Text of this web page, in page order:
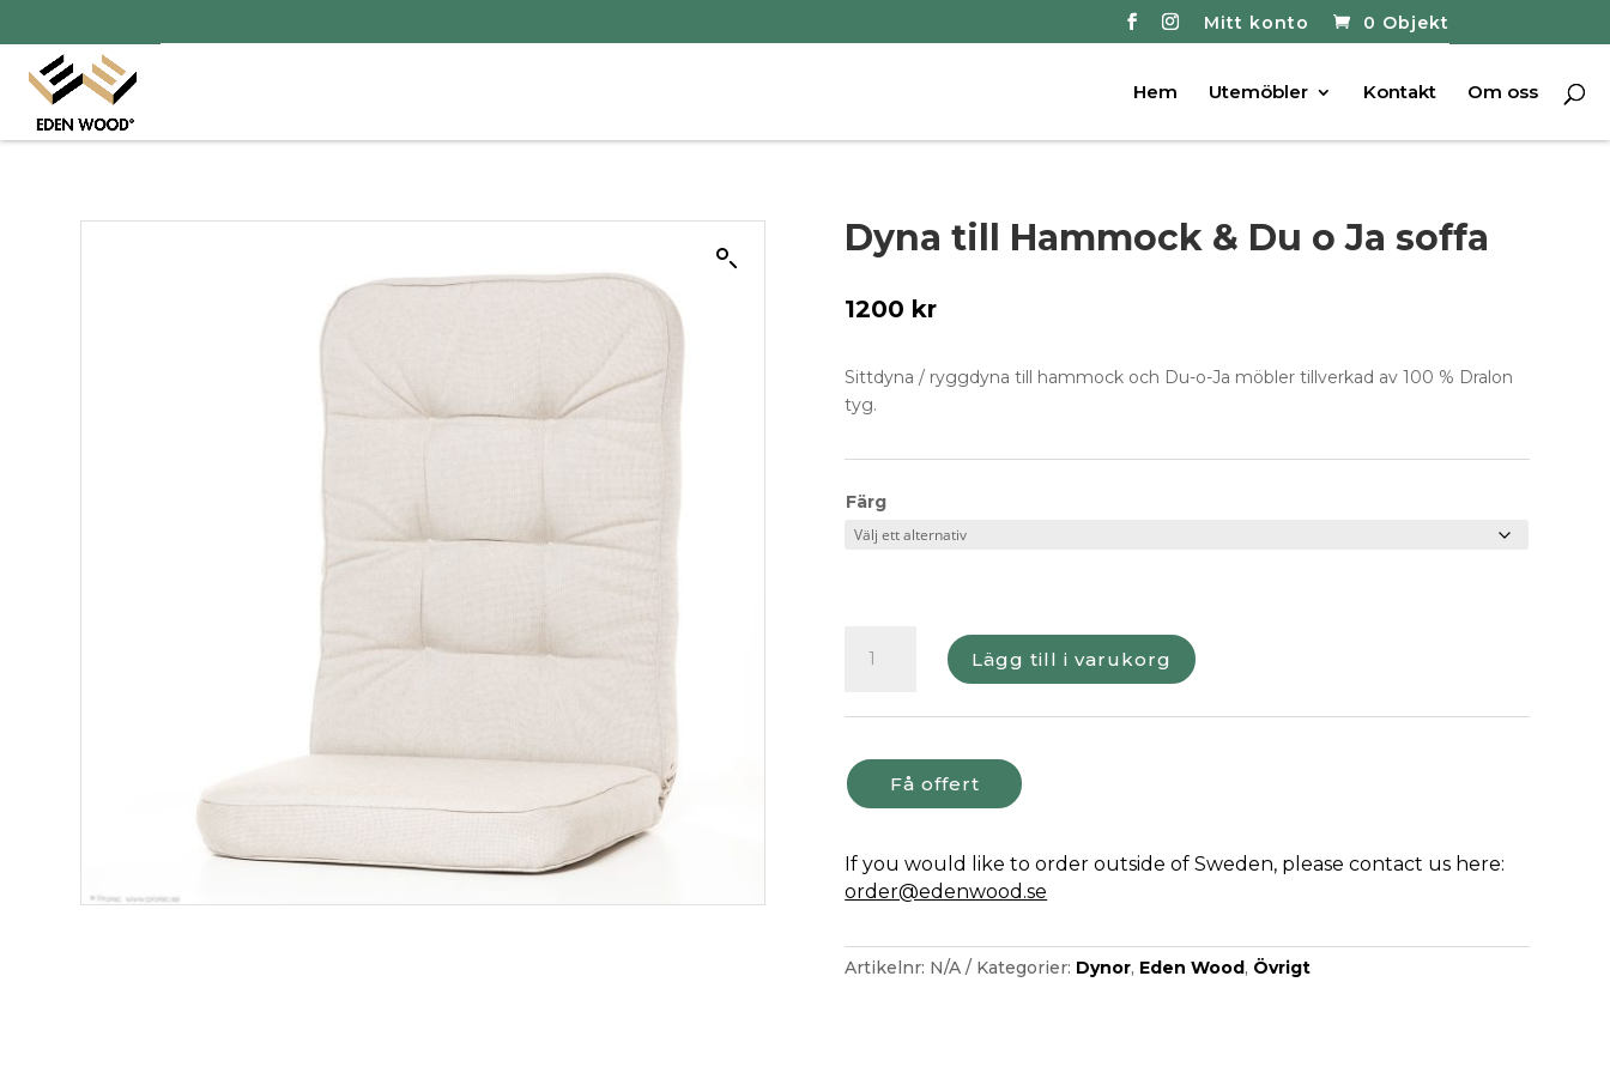
Mitt konto 0 Objekt
Hem Utemöbler Kontakt Om oss
Dyna till Hammock & Du o Ja soffa
1200 kr
Sittdyna / ryggdyna till hammock och Du-o-Ja möbler tillverkad av 100 % Dralon
tyg.
Färg
&
o
Ja
mängd
Lägg till i varukorg
Få offert
If you would like to order outside of Sweden, please contact us here:
order@edenwood.se
Artikelnr: N/A Kategorier: Dynor, Eden Wood, Övrigt